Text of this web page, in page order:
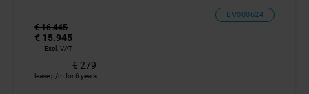
BV000624
€ 16.445
€ 15.945
Excl. VAT
€ 279
lease p/m for 6 years